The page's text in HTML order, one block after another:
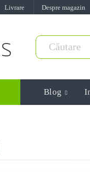
Livrare Despre magazin
Blog